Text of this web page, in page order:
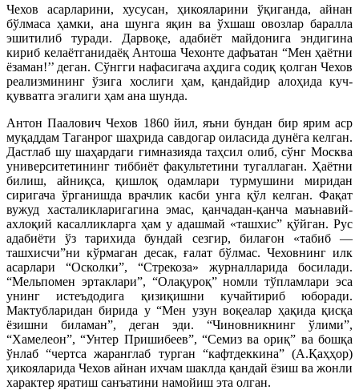
Чехов асарларини, хусусан, ҳикояларини ўқиганда, айнан
бўлмаса ҳамки, ана шунга яқин ва ўхшаш овозлар баралла
эшитилиб туради. Дарвоқе, адабиёт майдонига эндигина
кириб келаётганидаёқ Антоша Чехонте дафъатан “Мен ҳаётни
ёзаман!’’ деган. Сўнгги нафасигача аҳдига содиқ қолган Чехов
реализмининг ўзига хослиги ҳам, қандайдир алоҳида куч-
қувватга эгалиги ҳам ана шунда.
Антон Паалович Чехов 1860 йил, яъни бундан бир ярим аср
муқаддам Таганрог шаҳрида савдогар оиласида дунёга келган.
Дастлаб шу шаҳардаги гимназияда таҳсил олиб, сўнг Москва
университетининг тиббиёт факультетини тугаллаган. Ҳаётни
билиш, айниқса, қишлоқ одамлари турмушини миридан
сиригача ўрганишда врачлик касби унга қўл келган. Фақат
вужуд хасталикларигагина эмас, қанчадан-қанча маънавий-
ахлоқий касалликларга ҳам у адашмай «ташхис” қўйган. Рус
адабиёти ўз тарихида бундай сезгир, билағон «табиб —
ташхисчи”ни кўрмаган десак, ғалат бўлмас. Чеховнинг илк
асарлари “Осколки”, “Стрекоза» журналларида босилади.
“Мельпомен эртаклари”, “Олақуроқ” номли тўпламлари эса
унинг истеъдодига қизиқишни кучайтириб юборади.
Мактубларидан бирида у “Мен узун воқеалар ҳақида қисқа
ёзишни биламан”, деган эди. “Чиновникнинг ўлими”,
“Хамелеон”, “Унтер Пришибеев”, “Семиз ва ориқ” ва бошқа
ўнлаб “чертса жаранглаб турган “кафтдеккина” (А.Қаҳҳор)
ҳикояларида Чехов айнан ихчам шаклда қандай ёзиш ва жонли
характер яратиш санъатини намойиш эта олган.